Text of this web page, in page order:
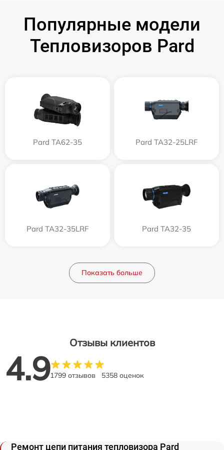
Популярные модели
Тепловизоров Pard
Pard TA62-35 Pard TA32-25LRF
Pard TA32-35LRF Pard TA32-35
Показать больше
Отзывы клиентов
4.91799 отзывов 5358 оценок
Ремонт цепи питания тепловизора Pard